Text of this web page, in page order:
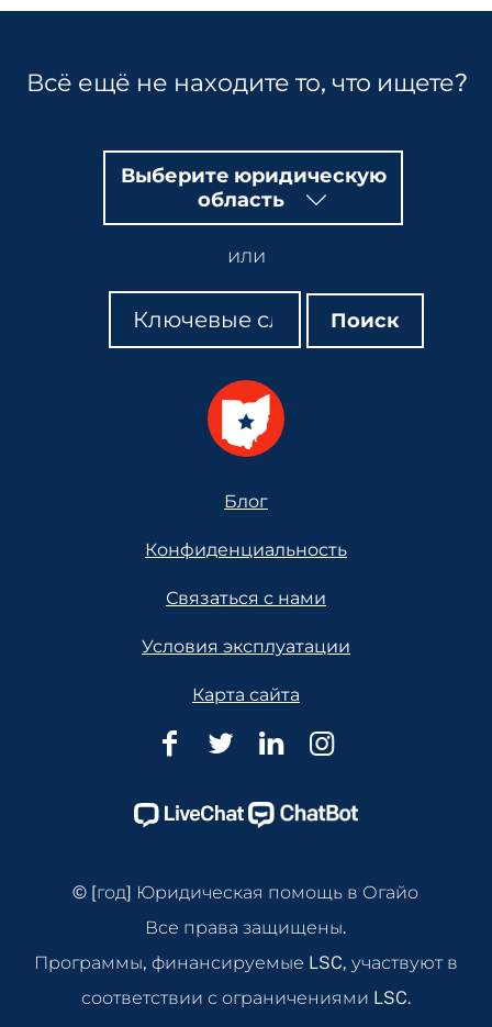
Всё ещё не находите то, что ищете?
Выберите юридическую
область
или
Поиск
Поиск Поиск
Блог
Конфиденциальность
Связаться с нами
Условия эксплуатации
Карта сайта
Юридическая
в
Facebook
Page
Юридическая
в
Twitter
Page
Юридическая
в
Linkedin
Page
в
Instagram
Page
© [год] Юридическая помощь в Огайо
Все права защищены.
Программы, финансируемые LSC, участвуют в
соответствии с ограничениями LSC.